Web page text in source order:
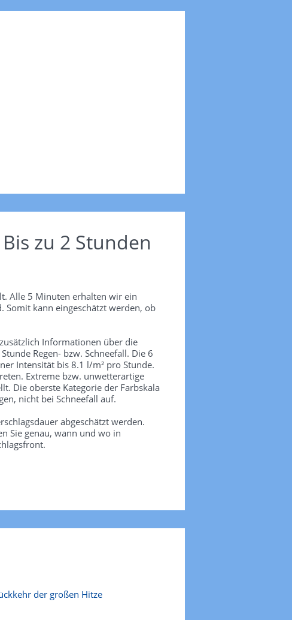
zu 2 Stunden
Alle 5 Minuten erhalten wir ein
Somit kann eingeschätzt werden, ob
Informationen über die
Regen- bzw. Schneefall. Die 6
Intensität bis 8.1 l/m² pro Stunde.
Extreme bzw. unwetterartige
Die oberste Kategorie der Farbskala
nicht bei Schneefall auf.
abgeschätzt werden.
Sie genau, wann und wo in
der großen Hitze